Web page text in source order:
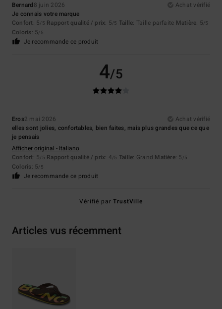
Bernard8 juin 2026
Achat vérifié
Je connais votre marque
Confort: 5/5 Rapport qualité / prix: 5/5 Taille: Taille parfaite Matière: 5/5
Coloris: 5/5
Je recommande ce produit
4/5
Eros2 mai 2026
Achat vérifié
elles sont jolies, confortables, bien faites, mais plus grandes que ce que
je pensais
Afficher original - Italiano
Confort: 5/5 Rapport qualité / prix: 4/5 Taille: Grand Matière: 5 /5
Coloris: 5/5
Je recommande ce produit
Vérifié parTrustVille
Articles vus récemment